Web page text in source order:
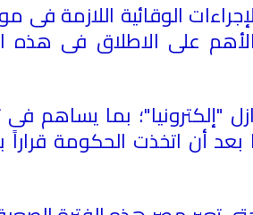
الوقائية اللازمة فى
على الاطلاق فى هذه
"إلكترونيا"؛ بما يساهم فى
أن اتخذت الحكومة قراراً
الاتحاد العام للصحفيين العرب يدين